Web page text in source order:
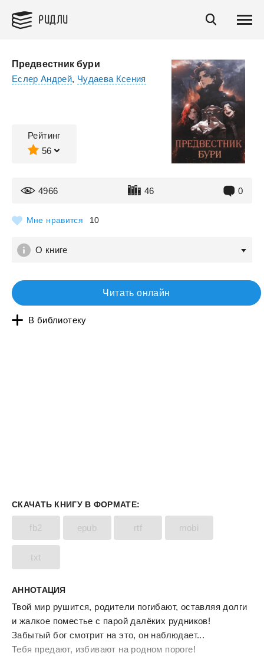
РИДЛИ
Предвестник бури
Еслер Андрей, Чудаева Ксения
Рейтинг
56
4966 46 0
Мне нравится 10
О книге
Читать онлайн
В библиотеку
СКАЧАТЬ КНИГУ В ФОРМАТЕ:
fb2 epub rtf mobi
txt
АННОТАЦИЯ
Твой мир рушится, родители погибают, оставляя долги
и жалкое поместье с парой далёких рудников!
Забытый бог смотрит на это, он наблюдает...
Тебя предают, избивают на родном пороге!